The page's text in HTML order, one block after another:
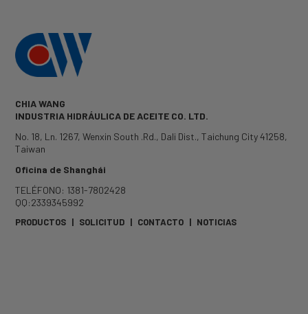
CHIA WANG
INDUSTRIA HIDRÁULICA DE ACEITE CO. LTD.
No. 18, Ln. 1267, Wenxin South .Rd., Dali Dist.,Taichung City41258,
Taiwan
Oficina de Shanghái
TELÉFONO: 1381-7802428
QQ:2339345992
PRODUCTOS | SOLICITUD | CONTACTO | NOTICIAS